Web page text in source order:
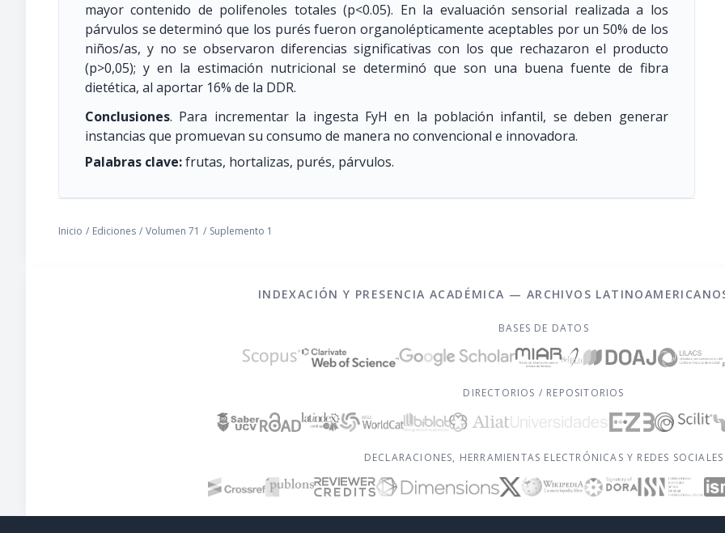
mayor contenido de polifenoles totales (p<0.05). En la evaluación sensorial realizada a los
párvulos se determinó que los purés fueron organolépticamente aceptables por un 50% de los
niños/as, y no se observaron diferencias significativas con los que rechazaron el producto
(p>0,05); y en la estimación nutricional se determinó que son una buena fuente de fibra
dietética, al aportar 16% de la DDR.
Conclusiones. Para incrementar la ingesta FyH en la población infantil, se deben generar
instancias que promuevan su consumo de manera no convencional e innovadora.
Palabras clave:frutas, hortalizas, purés, párvulos.
Inicio / Ediciones / Volumen 71 / Suplemento 1
INDEXACIÓN Y PRESENCIA ACADÉMICA — ARCHIVOS
BASES DE DATOS
DIRECTORIOS / REPOSITORIOS
DECLARACIONES, HERRAMIENTAS ELECTRÓNICAS Y REDES SOCIALES